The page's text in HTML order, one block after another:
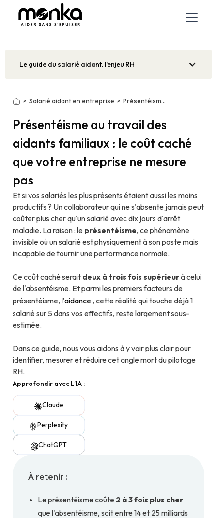
Le guide du salarié aidant, l'enjeu RH
> Salarié aidant en entreprise > Présentéisme au travail des aidants familiaux
Présentéisme au travail des
aidants familiaux : le coût caché
que votre entreprise ne mesure
pas
Et si vos salariés les plus présents étaient aussi les moins
productifs ? Un collaborateur qui ne s'absente jamais peut
coûter plus cher qu'un salarié avec dix jours d'arrêt
maladie. La raison : le présentéisme, ce phénomène
invisible où un salarié est physiquement à son poste mais
incapable de fournir une performance normale.
Ce coût caché serait deux à trois fois supérieurà celui
de l'absentéisme. Et parmi les premiers facteurs de
présentéisme, l'aidance , cette réalité qui touche déjà 1
salarié sur 5 dans vos effectifs, reste largement sous-
estimée.
Dans ce guide, nous vous aidons à y voir plus clair pour
identifier, mesurer et réduire cet angle mort du pilotage
RH.
Approfondir avec L’IA :
Claude
Perplexity
ChatGPT
À retenir :
Le présentéisme coûte 2 à 3 fois plus cher
que l'absentéisme, soit entre 14 et 25 milliards